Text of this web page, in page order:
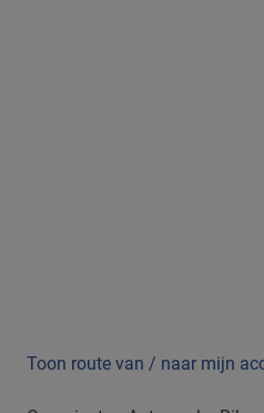
Toon route van / naar mijn